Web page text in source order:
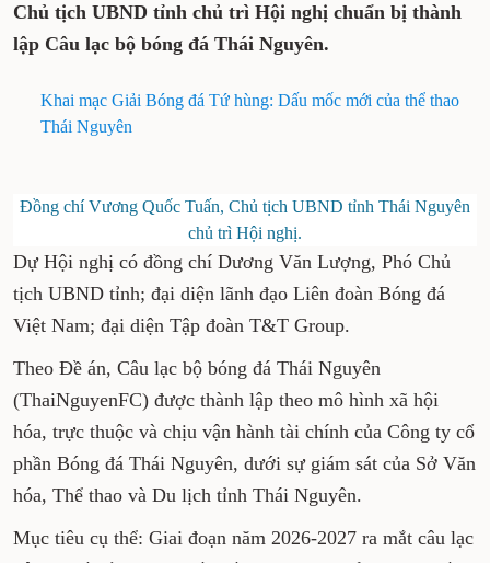
Chủ tịch UBND tỉnh chủ trì Hội nghị chuẩn bị thành
lập Câu lạc bộ bóng đá Thái Nguyên.
Khai mạc Giải Bóng đá Tứ hùng: Dấu mốc mới của thể thao
Thái Nguyên
Đồng chí Vương Quốc Tuấn, Chủ tịch UBND tỉnh Thái Nguyên
chủ trì Hội nghị.
Dự Hội nghị có đồng chí Dương Văn Lượng, Phó Chủ
tịch UBND tỉnh; đại diện lãnh đạo Liên đoàn Bóng đá
Việt Nam; đại diện Tập đoàn T&T Group.
Theo Đề án, Câu lạc bộ bóng đá Thái Nguyên
(ThaiNguyenFC) được thành lập theo mô hình xã hội
hóa, trực thuộc và chịu vận hành tài chính của Công ty cổ
phần Bóng đá Thái Nguyên, dưới sự giám sát của Sở Văn
hóa, Thể thao và Du lịch tỉnh Thái Nguyên.
Mục tiêu cụ thể: Giai đoạn năm 2026-2027 ra mắt câu lạc